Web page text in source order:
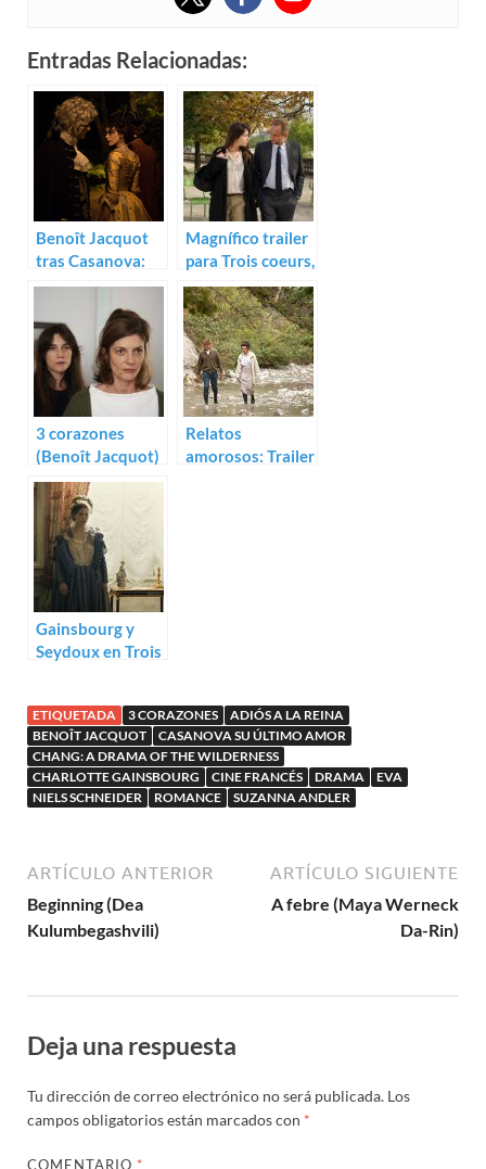
Entradas Relacionadas:
Benoît Jacquot
tras Casanova:
Trailer de Dernier
Magnífico trailer
para Trois coeurs,
lo nuevo de
Benoit Jacquot
3 corazones
(Benoît Jacquot)
Relatos
amorosos: Trailer
Gainsbourg y
Seydoux en Trois
Jacquot
ETIQUETADA 3 CORAZONES
ADIÓS A LA REINA
BENOÎT JACQUOT
CASANOVA SU ÚLTIMO AMOR
CHANG: A DRAMA OF THE WILDERNESS
CHARLOTTE GAINSBOURG
CINE FRANCÉS DRAMA
EVA
NIELS SCHNEIDER
ROMANCE SUZANNA ANDLER
ARTÍCULO ANTERIOR
Beginning (Dea
Kulumbegashvili)
ARTÍCULO SIGUIENTE
A febre (Maya Werneck
Da-Rin)
Deja una respuesta
Tu dirección de correo electrónico no será publicada. Los
campos obligatorios están marcados con *
COMENTARIO *